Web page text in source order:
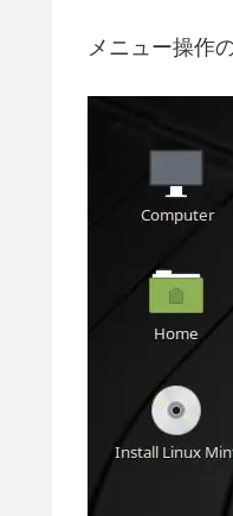
メニュー操作